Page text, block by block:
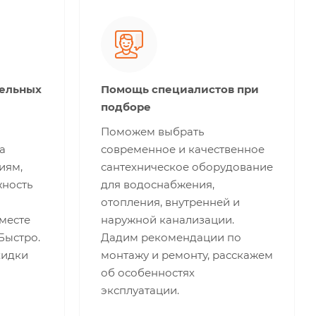
Помощь специалистов при
подборе
Поможем выбрать
современное и качественное
сантехническое оборудование
для водоснабжения,
отопления, внутренней и
наружной канализации.
Дадим рекомендации по
монтажу и ремонту, расскажем
об особенностях
эксплуатации.